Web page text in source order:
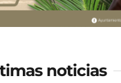
noticias